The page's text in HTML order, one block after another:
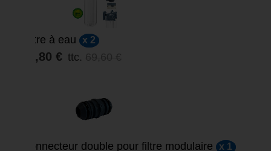
Filtre à eau x 2
59,80 € ttc.
Connecteur double pour filtre modulaire x 1